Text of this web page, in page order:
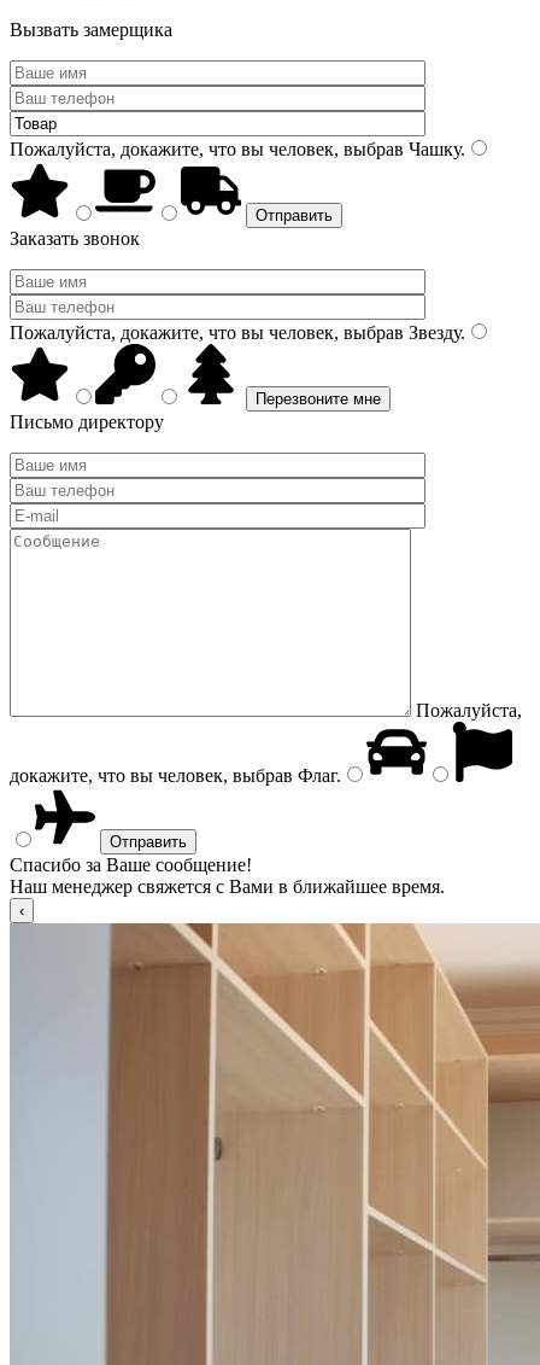
Вызвать замерщика
Пожалуйста, докажите, что вы человек, выбрав Чашку.
Заказать звонок
Пожалуйста, докажите, что вы человек, выбрав Звезду.
Письмо директору
Пожалуйста,
докажите, что вы человек, выбрав Флаг.
Спасибо за Ваше сообщение!
Наш менеджер свяжется с Вами в ближайшее время.